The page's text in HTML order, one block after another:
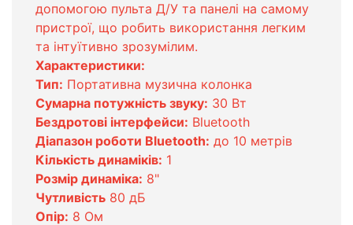
допомогою пульта Д/У та панелі на самому
пристрої, що робить використання легким
та інтуїтивно зрозумілим.
Характеристики:
Тип: Портативна музична колонка
Сумарна потужність звуку: 30 Вт
Бездротові інтерфейси: Bluetooth
Діапазон роботи Bluetooth: до 10 метрів
Кількість динаміків: 1
Розмір динаміка: 8"
Чутливість 80 дБ
Опір: 8 Ом